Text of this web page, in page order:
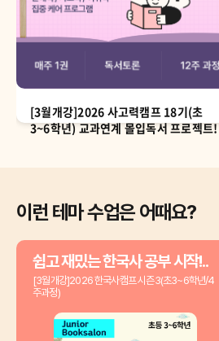
[3월개강]2026 사고력캠프 18기(초
3~6학년) 교과연계 몰입독서 프로젝트!
이런 테마 수업은 어때요?
쉽고 재밌는 한국사 공부 시작!..
[3월개강]2026 한국사캠프 시즌3(초3~6학년/4
주과정)